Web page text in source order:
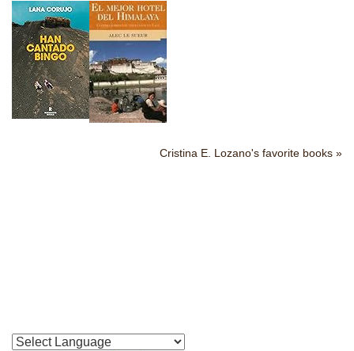
Cristina E. Lozano's favorite books »